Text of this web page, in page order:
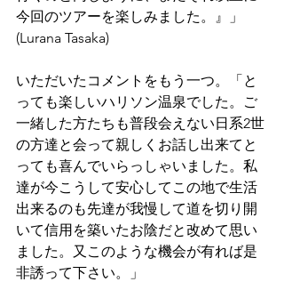
今回のツアーを楽しみました。』」
(Lurana Tasaka)
いただいたコメントをもう一つ。「と
っても楽しいハリソン温泉でした。ご
一緒した方たちも普段会えない日系2世
の方達と会って親しくお話し出来てと
っても喜んでいらっしゃいました。私
達が今こうして安心してこの地で生活
出来るのも先達が我慢して道を切り開
いて信用を築いたお陰だと改めて思い
ました。又このような機会が有れば是
非誘って下さい。」